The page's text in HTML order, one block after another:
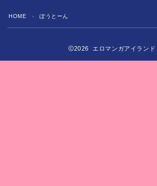
HOME ＞ ぽうとーん
2026 エロマンガアイランド